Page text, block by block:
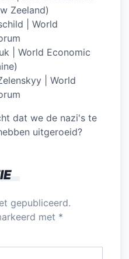
Zeeland)
| World
| World Economic
| World
dat we de nazi's te
uitgeroeid?
gepubliceerd.
met *